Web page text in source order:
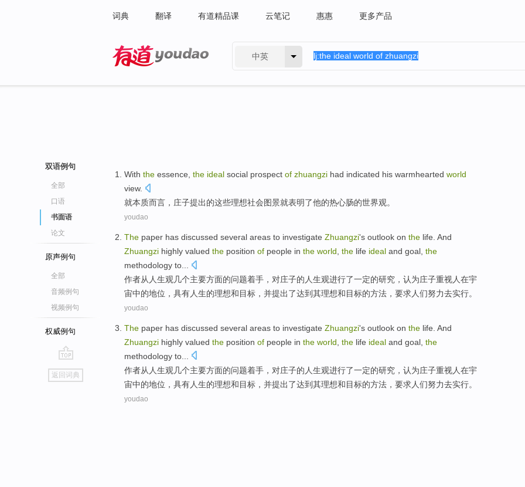
词典 翻译 有道精品课 云笔记 惠惠 更多产品
中英
双语例句
全部
口语
书面语
论文
原声例句
全部
音频例句
视频例句
权威例句
go
top
返回词典
With the essence the ideal social prospect of zhuangzi had indicated his warmhearted world
view.
就本质而言 ， 庄子提出的这些理想社会图景就表明了他的热心肠的世界观。
youdao
The paper has discussed several areas to investigate Zhuangzi's outlook on the life. And
Zhuangzi highly valued the position of people in the world the life ideal and goal the
methodology to
作者从 人生观 几个主要方面的问题着手，对庄子的人生观进行了一定的研究，认为庄子重视人在宇
宙中的地位 ，具有人生的理想和目标 ，并提出了达到其理想和目标的方法 ，要求人们努力去实行。
youdao
The paper has discussed several areas to investigate Zhuangzi's outlook on the life. And
Zhuangzi highly valued the position of people in the world the life ideal and goal the
methodology to
作者从 人生观 几个主要方面的问题着手，对庄子的人生观进行了一定的研究，认为庄子重视人在宇
宙中的地位 ，具有人生的理想和目标 ，并提出了达到其理想和目标的方法 ，要求人们努力去实行。
youdao